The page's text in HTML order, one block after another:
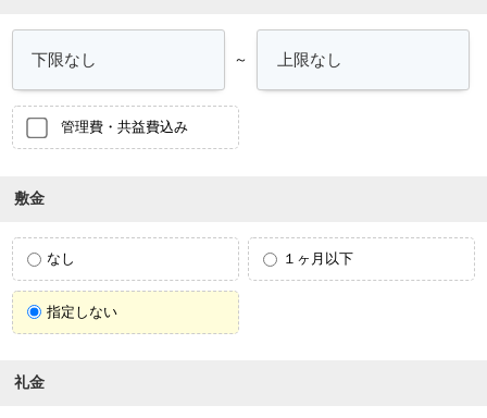
～
管理費・共益費込み
敷金
なし １ヶ月以下
指定しない
礼金